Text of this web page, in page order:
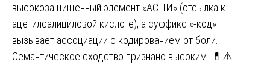
высокозащищённый элемент «АСПИ» (отсылка к
ацетилсалициловой кислоте), а суффикс «-код»
вызывает ассоциации с кодированием от боли.
Семантическое сходство признано высоким. 💊⚠️